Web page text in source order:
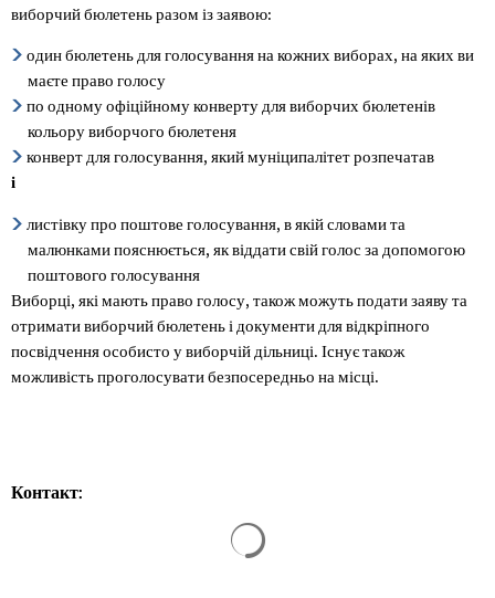
виборчий бюлетень разом із заявою:
один бюлетень для голосування на кожних виборах, на яких ви
маєте право голосу
по одному офіційному конверту для виборчих бюлетенів
кольору виборчого бюлетеня
конверт для голосування, який муніципалітет розпечатав
і
листівку про поштове голосування, в якій словами та
малюнками пояснюється, як віддати свій голос за допомогою
поштового голосування
Виборці, які мають право голосу, також можуть подати заяву та
отримати виборчий бюлетень і документи для відкріпного
посвідчення особисто у виборчій дільниці. Існує також
можливість проголосувати безпосередньо на місці.
Контакт: